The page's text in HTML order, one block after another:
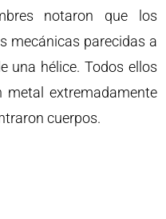
notaron que los
mecánicas parecidas a
una hélice. Todos ellos
metal extremadamente
cuerpos.